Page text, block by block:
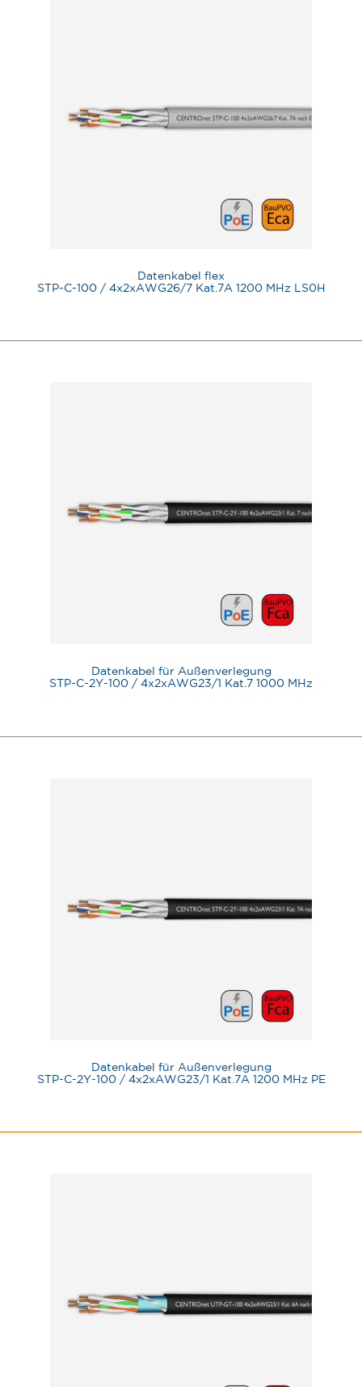
Datenkabel flex
STP-C-100 / 4x2xAWG26/7 Kat.7A 1200 MHz LS0H
Datenkabel für Außenverlegung
STP-C-2Y-100 / 4x2xAWG23/1 Kat.7 1000 MHz
Datenkabel für Außenverlegung
STP-C-2Y-100 / 4x2xAWG23/1 Kat.7A 1200 MHz PE